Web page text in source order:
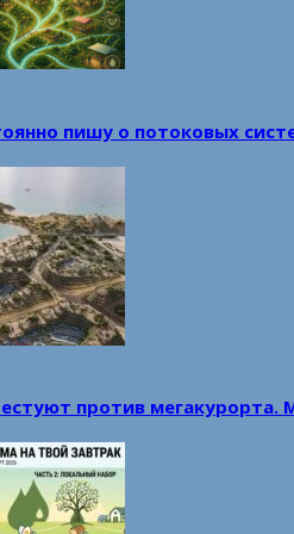
пишу о потоковых
против мегакурорта.